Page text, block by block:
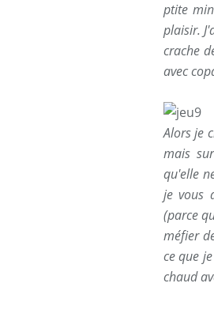
ptite
plaisir.
crache
avec
Alors je
mais
qu'elle
je vous
(parce
méfier
ce que
chaud